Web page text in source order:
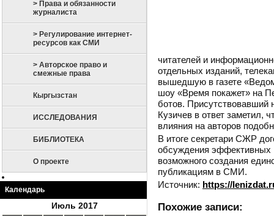
> Права и обязанности
журналиста
> Регулирование интернет-
ресурсов как СМИ
> Авторское право и
смежные права
Кыргызстан
ИССЛЕДОВАНИЯ
БИБЛИОТЕКА
О проекте
Календарь
Июль 2017
читателей и
отдельных изданий,
вышедшую в газете
шоу «Время покажет» на
ботов. Присутствовавший
Кузичев в ответ заметил,
влияния на авторов
В итоге секретари СЖР
обсуждения эффективных
возможного создания
публикациям в СМИ.
Источник: https://
Похожие записи: